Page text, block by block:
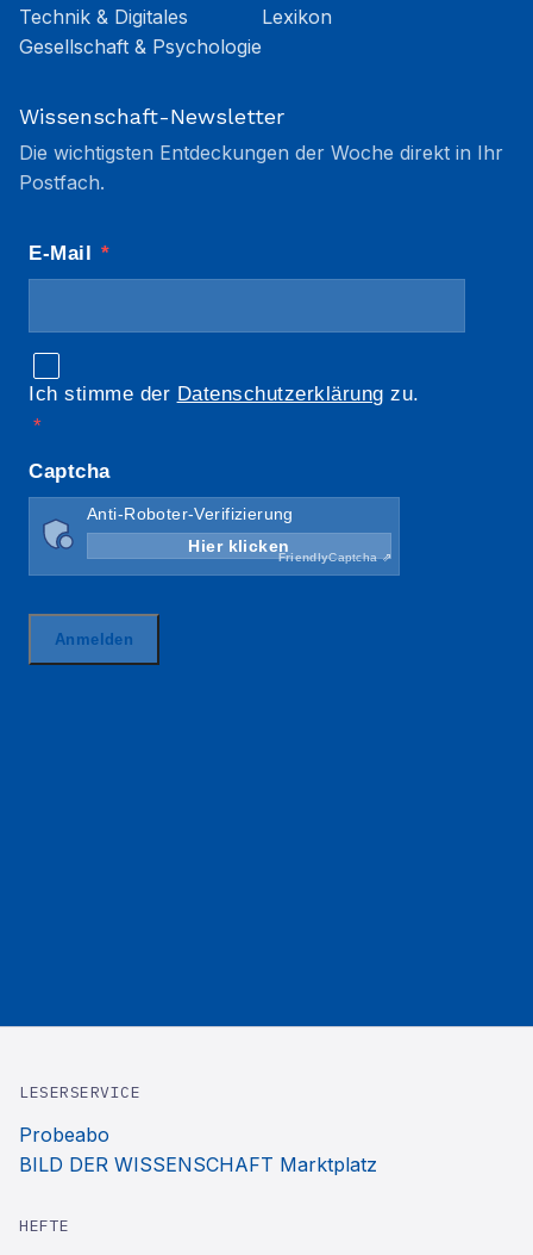
Technik & Digitales
Gesellschaft & Psychologie
Lexikon
Wissenschaft-Newsletter
Die wichtigsten Entdeckungen der Woche direkt in Ihr
Postfach.
LESERSERVICE
Probeabo
BILD DER WISSENSCHAFT Marktplatz
HEFTE